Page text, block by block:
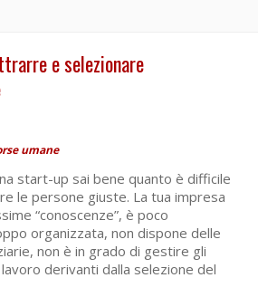
e selezionare
umane
start-up sai bene quanto è difficile
le persone giuste. La tua impresa
“conoscenze”, è poco
organizzata, non dispone delle
non è in grado di gestire gli
derivanti dalla selezione del